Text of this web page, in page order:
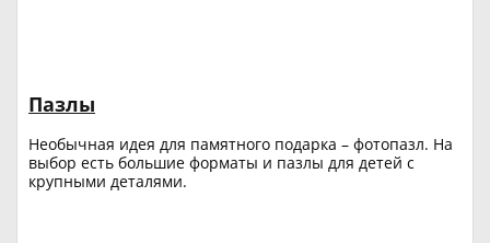
Пазлы
Необычная идея для памятного подарка – фотопазл. На
выбор есть большие форматы и пазлы для детей с
крупными деталями.